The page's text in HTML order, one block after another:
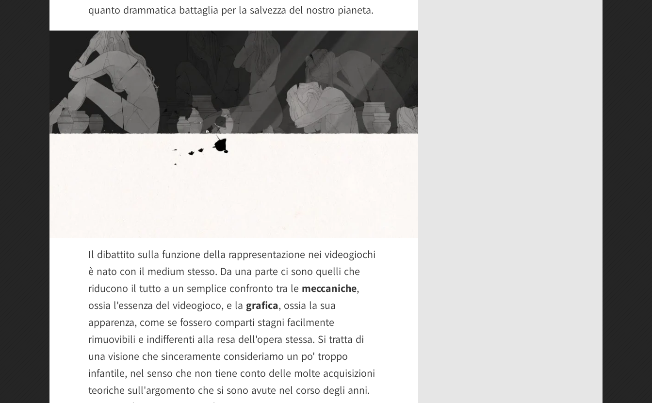
quanto drammatica battaglia per la salvezza del nostro pianeta.
Il dibattito sulla funzione della rappresentazione nei videogiochi
è nato con il medium stesso. Da una parte ci sono quelli che
riducono il tutto a un semplice confronto tra le meccaniche,
ossia l'essenza del videogioco, e la grafica, ossia la sua
apparenza, come se fossero comparti stagni facilmente
rimuovibili e indifferenti alla resa dell'opera stessa. Si tratta di
una visione che sinceramente consideriamo un po' troppo
infantile, nel senso che non tiene conto delle molte acquisizioni
teoriche sull'argomento che si sono avute nel corso degli anni.